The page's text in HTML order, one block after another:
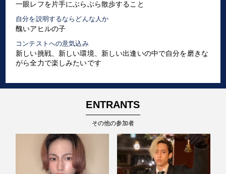
一眼レフを片手にぶらぶら散歩すること
自分を説明するならどんな人か
醜いアヒルの子
コンテストへの意気込み
新しい挑戦、新しい環境、新しい出逢いの中で自分を磨きな
がら全力で楽しみたいです
ENTRANTS
その他の参加者